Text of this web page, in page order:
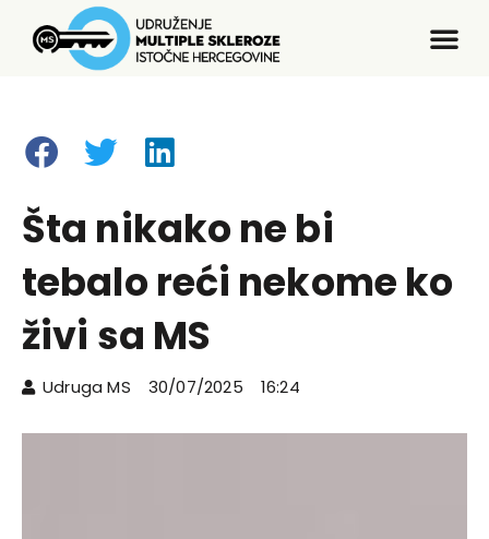
Šta nikako ne bi
tebalo reći nekome ko
živi sa MS
Udruga MS 30/07/2025 16:24